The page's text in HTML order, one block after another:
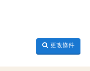
更改條件